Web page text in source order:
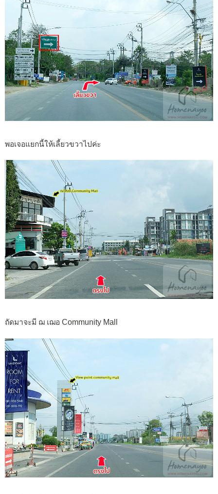
พอเจอแยกนี้ให้เลี้ยวขวาไปค่ะ
ถัดมาจะมี ฌ เฌอ Community Mall